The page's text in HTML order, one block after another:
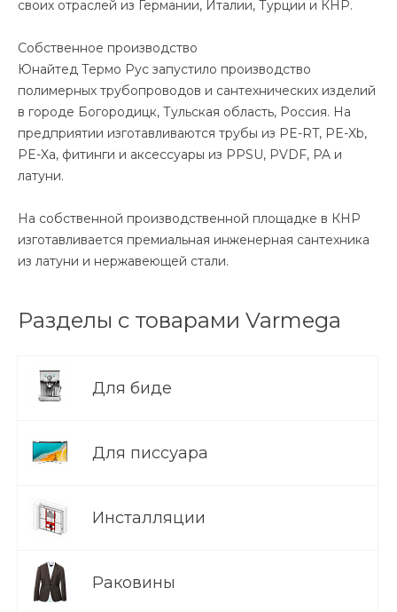
своих отраслей из Германии, Италии, Турции и КНР.
Собственное производство
Юнайтед Термо Рус запустило производство
полимерных трубопроводов и сантехнических изделий
в городе Богородицк, Тульская область, Россия. На
предприятии изготавливаются трубы из PE-RT, PE-Xb,
PE-Xa, фитинги и аксессуары из PPSU, PVDF, PA и
латуни.
На собственной производственной площадке в КНР
изготавливается премиальная инженерная сантехника
из латуни и нержавеющей стали.
Разделы с товарами Varmega
Для биде
Для писсуара
Инсталляции
Раковины